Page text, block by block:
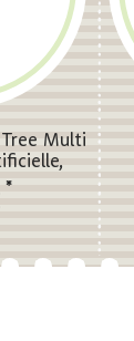
Tree Multi
*